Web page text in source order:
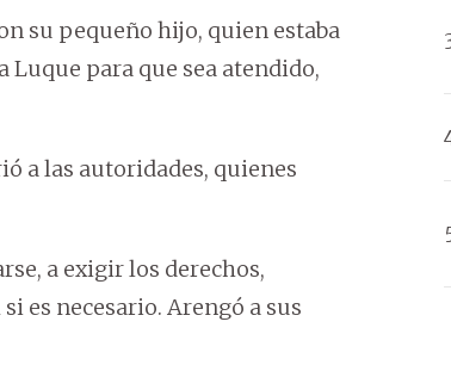
su pequeño hijo, quien estaba
Luque para que sea atendido,
a las autoridades, quienes
a exigir los derechos,
es necesario. Arengó a sus